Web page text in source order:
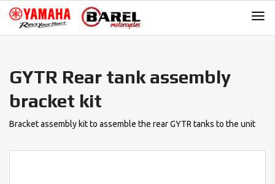
Skip
navigation
Skip
content
GYTR Rear tank assembly
bracket kit
Bracket assembly kit to assemble the rear GYTR tanks to the unit